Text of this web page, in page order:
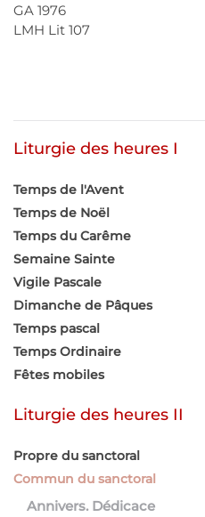
GA 1976
LMH Lit 107
Liturgie des heures I
Temps de l'Avent
Temps de Noël
Temps du Carême
Semaine Sainte
Vigile Pascale
Dimanche de Pâques
Temps pascal
Temps Ordinaire
Fêtes mobiles
Liturgie des heures II
Propre du sanctoral
Commun du sanctoral
Annivers. Dédicace